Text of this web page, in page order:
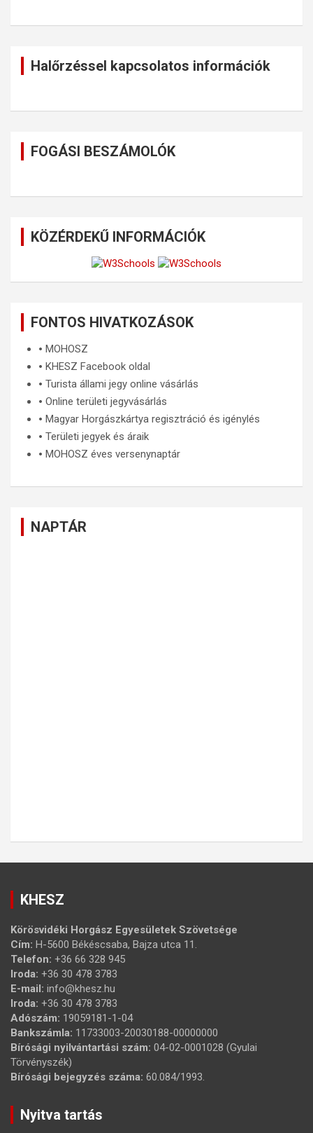
Halőrzéssel kapcsolatos információk
FOGÁSI BESZÁMOLÓK
KÖZÉRDEKŰ INFORMÁCIÓK
FONTOS HIVATKOZÁSOK
🞄 MOHOSZ
🞄 KHESZ Facebook oldal
🞄 Turista állami jegy online vásárlás
🞄 Online területi jegyvásárlás
🞄 Magyar Horgászkártya regisztráció és igénylés
🞄 Területi jegyek és áraik
🞄 MOHOSZ éves versenynaptár
NAPTÁR
KHESZ
Körösvidéki Horgász Egyesületek Szövetsége
Cím: H-5600 Békéscsaba, Bajza utca 11.
Telefon: +36 66 328 945
Iroda: +36 30 478 3783
E-mail: info@khesz.hu
Iroda: +36 30 478 3783
Adószám: 19059181-1-04
Bankszámla: 11733003-20030188-00000000
Bírósági nyilvántartási szám: 04-02-0001028 (Gyulai
Törvényszék)
Bírósági bejegyzés száma: 60.084/1993.
Nyitva tartás